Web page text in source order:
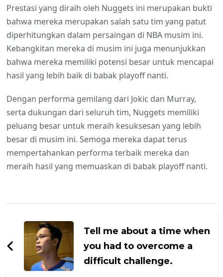
Prestasi yang diraih oleh Nuggets ini merupakan bukti
bahwa mereka merupakan salah satu tim yang patut
diperhitungkan dalam persaingan di NBA musim ini.
Kebangkitan mereka di musim ini juga menunjukkan
bahwa mereka memiliki potensi besar untuk mencapai
hasil yang lebih baik di babak playoff nanti.
Dengan performa gemilang dari Jokic dan Murray,
serta dukungan dari seluruh tim, Nuggets memiliki
peluang besar untuk meraih kesuksesan yang lebih
besar di musim ini. Semoga mereka dapat terus
mempertahankan performa terbaik mereka dan
meraih hasil yang memuaskan di babak playoff nanti.
Artikel
Tell me about a time when
you had to overcome a
difficult challenge.